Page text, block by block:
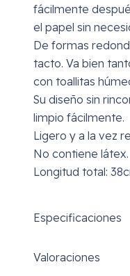
fácilmente
el papel sin
De formas
tacto. Va bien
con toallitas
Su diseño sin
limpio fácilmente.
Ligero y a la vez
No contiene látex.
Longitud total:
Especificaciones
Valoraciones